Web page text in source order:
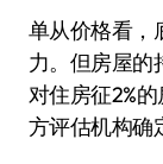
单从价格看，
力。但房屋
对住房征2%
方评估机构确